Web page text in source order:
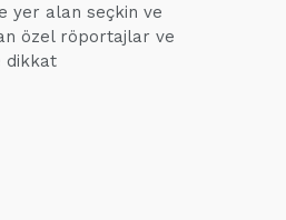
yer alan seçkin ve
özel röportajlar ve
dikkat